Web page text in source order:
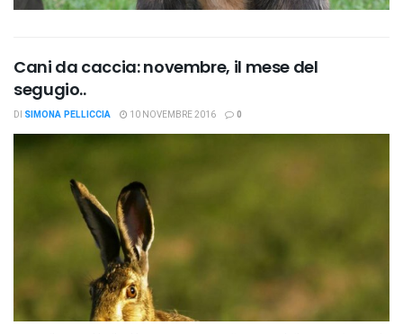
Cani da caccia: novembre, il mese del
segugio..
DI SIMONA PELLICCIA 10 NOVEMBRE 2016 0